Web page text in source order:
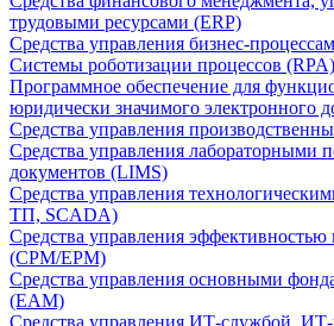
трудовыми ресурсами (ERP)
Средства управления бизнес-
Системы роботизации процессов (RPA)
Программное обеспечение для
юридически значимого электронного
Средства управления
Средства управления лабораторными
документов (LIMS)
Средства управления
ТП, SCADA)
Средства управления эффективностью
(CPM/EPM)
Средства управления основными
(EAM)
Средства управления ИТ-службой,